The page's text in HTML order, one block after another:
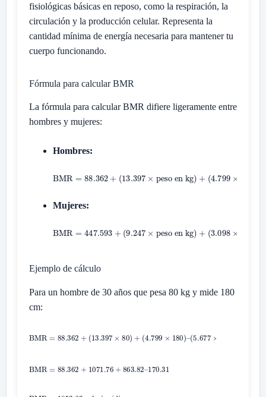
fisiológicas básicas en reposo, como la respiración, la
circulación y la producción celular. Representa la
cantidad mínima de energía necesaria para mantener tu
cuerpo funcionando.
Fórmula para calcular BMR
La fórmula para calcular BMR difiere ligeramente entre
hombres y mujeres:
Hombres:
Mujeres:
Ejemplo de cálculo
Para un hombre de 30 años que pesa 80 kg y mide 180
cm: